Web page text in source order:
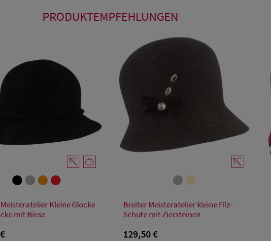
PRODUKTEMPFEHLUNGEN
55 56 57
Kleine Glocke
mit Biese
55 56 57 58
Breiter Meisteratelier kleine Filz-
Schute mit Ziersteinen
129,50 €